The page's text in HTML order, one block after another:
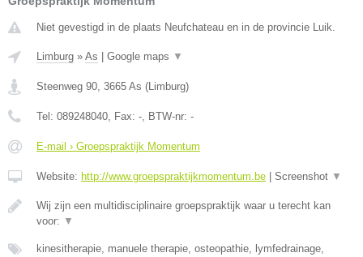
Niet gevestigd in de plaats Neufchateau en in de provincie Luik.
Limburg » As Google maps ▼
Steenweg 90, 3665 As (Limburg)
Tel: 089248040, Fax: -, BTW-nr: -
E-mail › Groepspraktijk Momentum
Website: http://www.groepspraktijkmomentum.be Screenshot ▼
Wij zijn een multidisciplinaire groepspraktijk waar u terecht kan
voor: ▼
kinesitherapie, manuele therapie, osteopathie, lymfedrainage,